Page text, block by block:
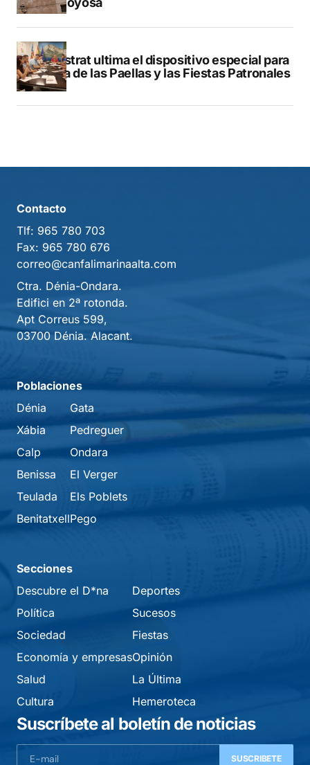
Finestrat ultima el dispositivo especial para
el Día de las Paellas y las Fiestas Patronales
Contacto
Tlf: 965 780 703
Fax: 965 780 676
correo@canfalimarinaalta.com
Ctra. Dénia-Ondara.
Edifici en 2ª rotonda.
Apt Correus 599,
03700 Dénia. Alacant.
Poblaciones
Dénia
Xábia
Calp
Benissa
Teulada
Benitatxell
Gata
Pedreguer
Ondara
El Verger
Els Poblets
Pego
Secciones
Descubre el D*na
Política
Sociedad
Economía y empresas
Salud
Cultura
Deportes
Sucesos
Fiestas
Opinión
La Última
Hemeroteca
Suscríbete al boletín de noticias
SUSCRIBETE